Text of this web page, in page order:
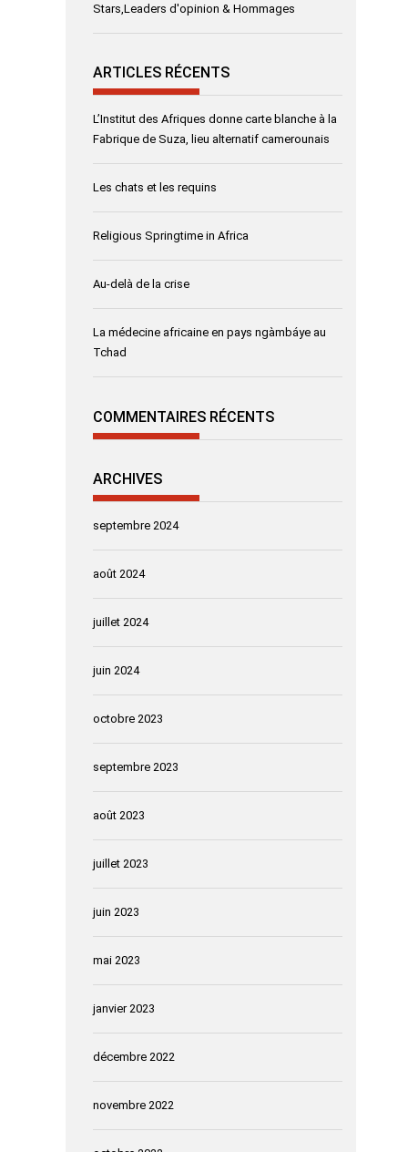
Stars,Leaders d'opinion & Hommages
ARTICLES RÉCENTS
L’Institut des Afriques donne carte blanche à la
Fabrique de Suza, lieu alternatif camerounais
Les chats et les requins
Religious Springtime in Africa
Au-delà de la crise
La médecine africaine en pays ngàmbáye au
Tchad
COMMENTAIRES RÉCENTS
ARCHIVES
septembre 2024
août 2024
juillet 2024
juin 2024
octobre 2023
septembre 2023
août 2023
juillet 2023
juin 2023
mai 2023
janvier 2023
décembre 2022
novembre 2022